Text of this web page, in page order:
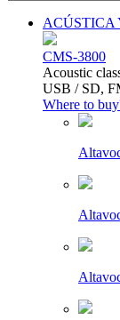
ACÚSTICA
CMS-3800
Acoustic
USB / SD,
Where to